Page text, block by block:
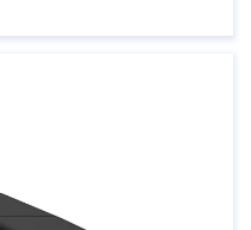
inbraken en
wat kost zo’n